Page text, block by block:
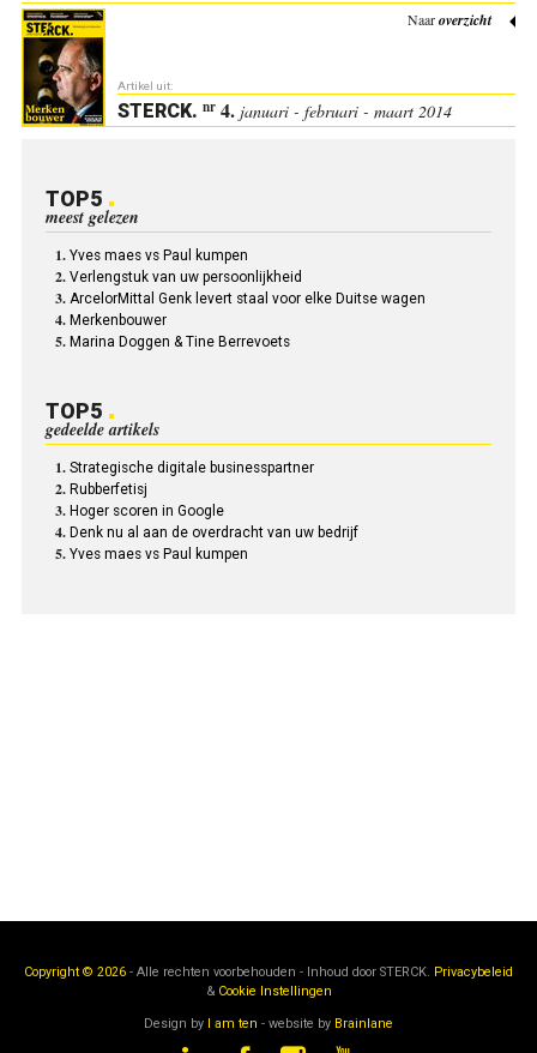
Naaroverzicht
Artikel uit:
STERCK. nr4. januari - februari - maart 2014
TOP5
meest gelezen
Yves maes vs Paul kumpen
Verlengstuk van uw persoonlijkheid
ArcelorMittal Genk levert staal voor elke Duitse wagen
Merkenbouwer
Marina Doggen & Tine Berrevoets
TOP5
gedeelde artikels
Strategische digitale businesspartner
Rubberfetisj
Hoger scoren in Google
Denk nu al aan de overdracht van uw bedrijf
Yves maes vs Paul kumpen
Copyright © 2026 - Alle rechten voorbehouden - Inhoud door STERCK. Privacybeleid
& Cookie Instellingen
Design by I am ten - website by Brainlane